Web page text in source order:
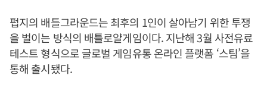
펍지의 배틀그라운드는 최후의 1인이 살아남기 위한 투쟁
을 벌이는 방식의 배틀로얄게임이다. 지난해 3월 사전유료
테스트 형식으로 글로벌 게임유통 온라인 플랫폼 ‘스팀’을
통해 출시됐다.